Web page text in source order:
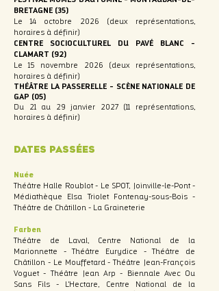
BRETAGNE (35)
Le 14 octobre 2026 (deux représentations,
horaires à définir)
CENTRE SOCIOCULTUREL DU PAVÉ BLANC -
CLAMART (92)
Le 15 novembre 2026 (deux représentations,
horaires à définir)
THÉÂTRE LA PASSERELLE - SCÈNE NATIONALE DE
GAP (05)
Du 21 au 29 janvier 2027 (11 représentations,
horaires à définir)
Dates passées
Nuée
Théâtre Halle Roublot - Le SPOT, Joinville-le-Pont -
Médiathèque Elsa Triolet Fontenay-sous-Bois -
Théâtre de Châtillon - La Graineterie
Farben
Théâtre de Laval, Centre National de la
Marionnette - Théâtre Eurydice - Théâtre de
Châtillon - Le Mouffetard - Théâtre Jean-François
Voguet - Théâtre Jean Arp - Biennale Avec Ou
Sans Fils - L'Hectare, Centre National de la